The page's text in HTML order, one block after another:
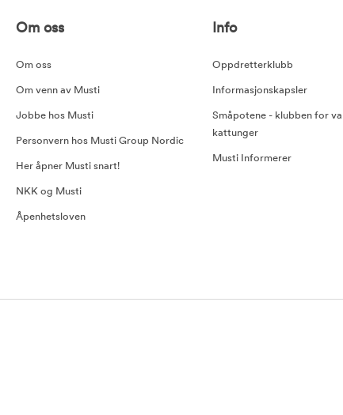
Om oss
Om oss
Om venn av Musti
Jobbe hos Musti
Personvern hos Musti Group Nordic
Her åpner Musti snart!
NKK og Musti
Åpenhetsloven
Info
Oppdretterklubb
Informasjonskapsler
Småpotene - klubben for
kattunger
Musti Informerer